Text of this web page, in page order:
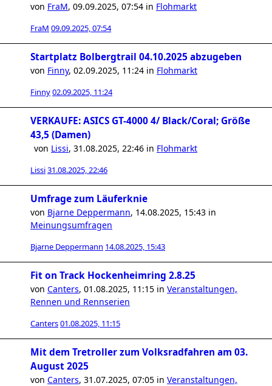
von FraM, 09.09.2025, 07:54 in Flohmarkt
FraM 09.09.2025, 07:54
Startplatz Bolbergtrail 04.10.2025 abzugeben
von Finny, 02.09.2025, 11:24 in Flohmarkt
Finny02.09.2025, 11:24
VERKAUFE: ASICS GT-4000 4/ Black/Coral; Größe
43,5 (Damen)
von Lissi, 31.08.2025, 22:46 in Flohmarkt
Lissi31.08.2025, 22:46
Umfrage zum Läuferknie
von Bjarne Deppermann, 14.08.2025, 15:43 in
Meinungsumfragen
Bjarne Deppermann 14.08.2025, 15:43
Fit on Track Hockenheimring 2.8.25
von Canters, 01.08.2025, 11:15 in Veranstaltungen,
Rennen und Rennserien
Canters01.08.2025, 11:15
Mit dem Tretroller zum Volksradfahren am 03.
August 2025
von Canters, 31.07.2025, 07:05 in Veranstaltungen,